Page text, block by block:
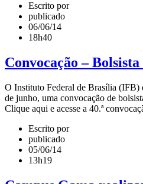
Escrito por
publicado
06/06/14
18h40
Convocação –
O Instituto Federal de Brasília (IFB)
de junho, uma convocação de
Clique aqui e acesse a 40.ª
Escrito por
publicado
05/06/14
13h19